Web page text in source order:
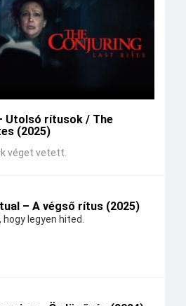
Utolsó rítusok / The
(2025)
véget vetett.
– A végső rítus (2025)
hogy legyen hited.